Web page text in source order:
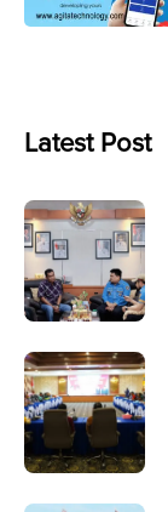
Latest Post